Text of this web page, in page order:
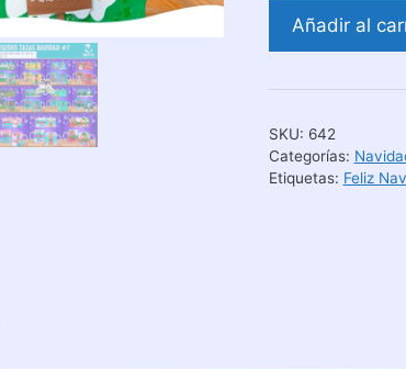
Diseños
Tazas
Navidad
con
Añadir al
SKU: 642
Categorías:
Etiquetas: Feliz